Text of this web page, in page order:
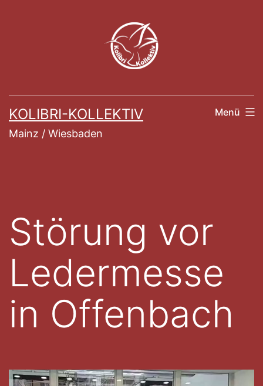
KOLIBRI-KOLLEKTIV
Mainz / Wiesbaden
Menü
Störung vor
Ledermesse
in Offenbach